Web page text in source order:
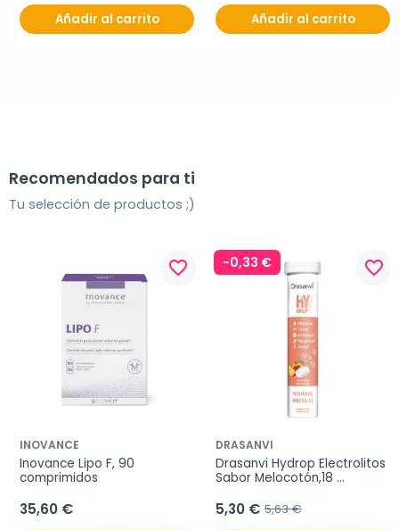
Añadir al carrito Añadir al carrito
Recomendados para ti
Tu selección de productos ;)
favorite_border
INOVANCE
Inovance Lipo F, 90
comprimidos
35,60 €
-0,33 € favorite_border
DRASANVI
Drasanvi Hydrop Electrolitos
Sabor Melocotón,18
5,30 € 5,63 €